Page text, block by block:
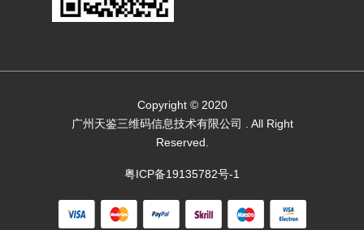
Copyright © 2020
广州天鉴三维码信息技术有限公司
. All Right
Reserved.
粤ICP备19135782号-1